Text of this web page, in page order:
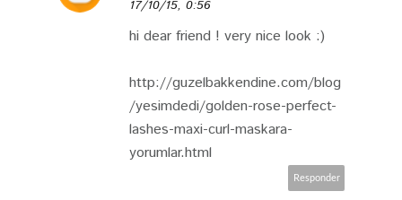
17/10/15, 0:56
hi dear friend ! very nice look :)
http://guzelbakkendine.com/blog
/yesimdedi/golden-rose-perfect-
lashes-maxi-curl-maskara-
yorumlar.html
Responder